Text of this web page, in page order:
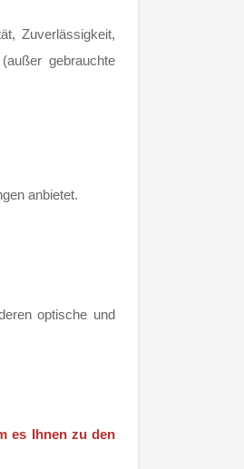
Zuverlässigkeit,
gebrauchte
anbietet.
optische und
es Ihnen zu den